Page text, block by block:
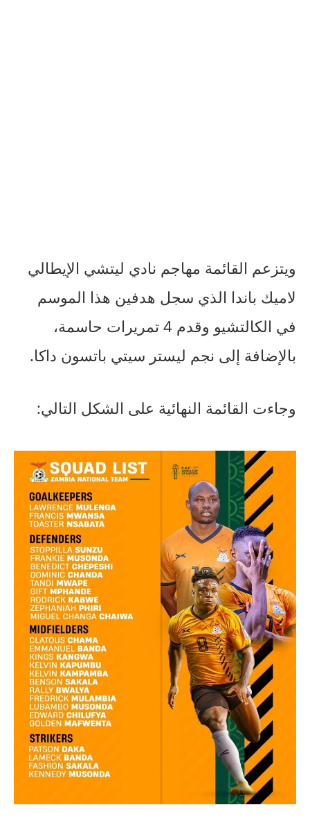
ويتزعم القائمة مهاجم نادي ليتشي الإيطالي
لاميك باندا الذي سجل هدفين هذا الموسم
في الكالتشيو وقدم 4 تمريرات حاسمة،
بالإضافة إلى نجم ليستر سيتي باتسون داكا.
وجاءت القائمة النهائية على الشكل التالي: